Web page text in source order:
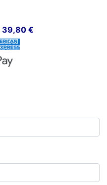
39,80 €